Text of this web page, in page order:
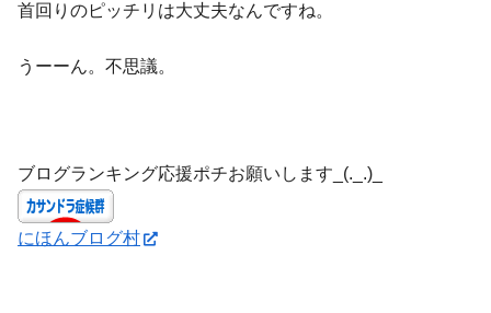
首回りのピッチリは大丈夫なんですね。
うーーん。不思議。
ブログランキング応援ポチお願いします_(._.)_
にほんブログ村